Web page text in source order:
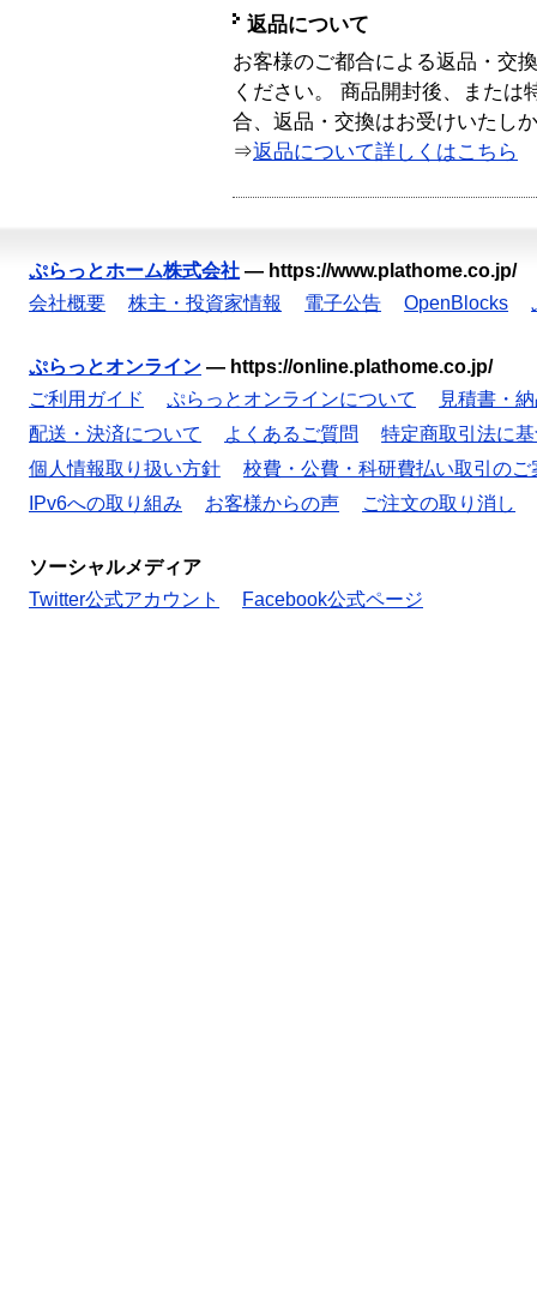
返品について
お客様のご都合による返品・交
ください。 商品開封後、または
合、返品・交換はお受けいたし
⇒返品について詳しくはこちら
ぷらっとホーム株式会社 — https://www.plathome.co.jp/
会社概要
株主・投資家情報 電子公告 OpenBlocks
ぷらっとオンライン — https://online.plathome.co.jp/
ご利用ガイド
ぷらっとオンラインについて
見積書・
配送・決済について
よくあるご質問
特定商取引法に
個人情報取り扱い方針
校費・公費・科研費払い取引のご
IPv6への取り組み
お客様からの声 ご注文の取り消し
ソーシャルメディア
Twitter公式アカウント
Facebook公式ページ